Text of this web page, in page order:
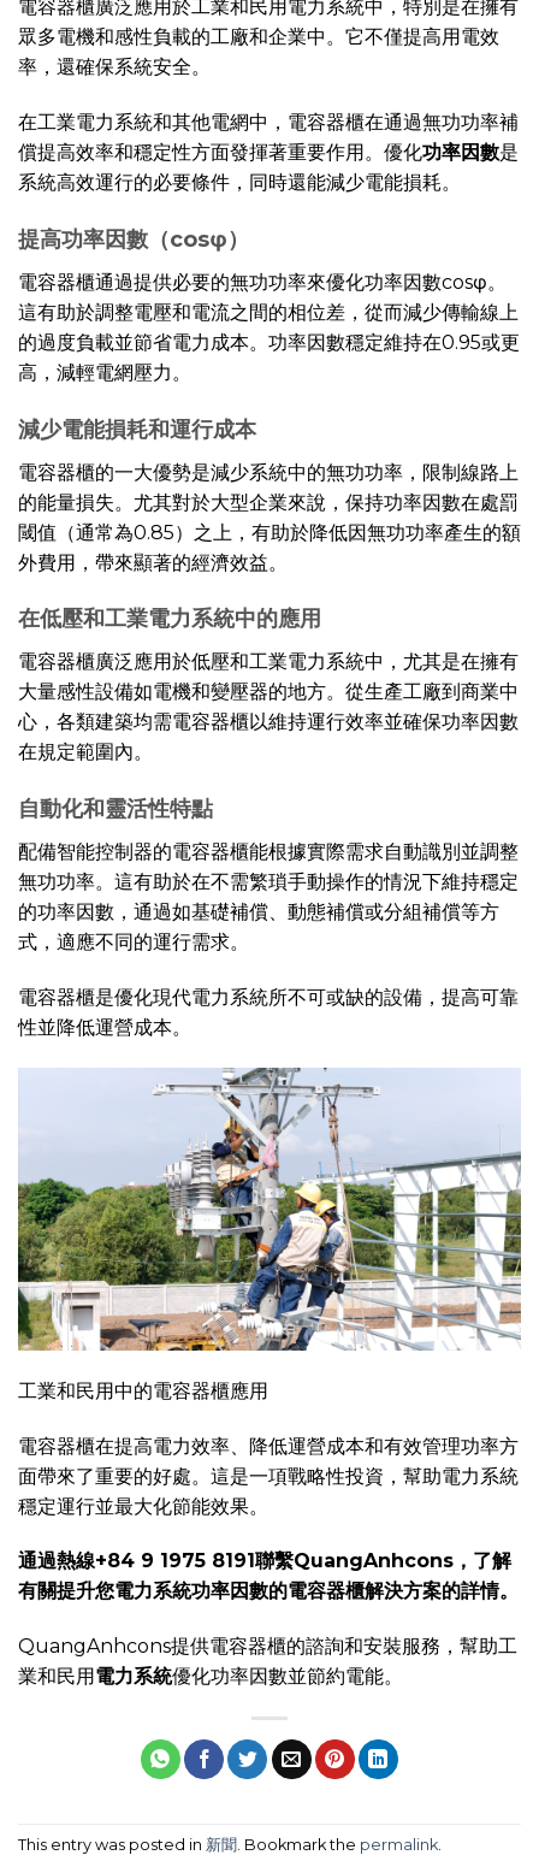
電容器櫃廣泛應用於工業和民用電力系統中，特別是在擁有
眾多電機和感性負載的工廠和企業中。它不僅提高用電效
率，還確保系統安全。
在工業電力系統和其他電網中，電容器櫃在通過無功功率補
償提高效率和穩定性方面發揮著重要作用。優化功率因數是
系統高效運行的必要條件，同時還能減少電能損耗。
提高功率因數（cosφ）
電容器櫃通過提供必要的無功功率來優化功率因數cosφ。
這有助於調整電壓和電流之間的相位差，從而減少傳輸線上
的過度負載並節省電力成本。功率因數穩定維持在0.95或更
高，減輕電網壓力。
減少電能損耗和運行成本
電容器櫃的一大優勢是減少系統中的無功功率，限制線路上
的能量損失。尤其對於大型企業來說，保持功率因數在處罰
閾值（通常為0.85）之上，有助於降低因無功功率產生的額
外費用，帶來顯著的經濟效益。
在低壓和工業電力系統中的應用
電容器櫃廣泛應用於低壓和工業電力系統中，尤其是在擁有
大量感性設備如電機和變壓器的地方。從生產工廠到商業中
心，各類建築均需電容器櫃以維持運行效率並確保功率因數
在規定範圍內。
自動化和靈活性特點
配備智能控制器的電容器櫃能根據實際需求自動識別並調整
無功功率。這有助於在不需繁瑣手動操作的情況下維持穩定
的功率因數，通過如基礎補償、動態補償或分組補償等方
式，適應不同的運行需求。
電容器櫃是優化現代電力系統所不可或缺的設備，提高可靠
性並降低運營成本。
工業和民用中的電容器櫃應用
電容器櫃在提高電力效率、降低運營成本和有效管理功率方
面帶來了重要的好處。這是一項戰略性投資，幫助電力系統
穩定運行並最大化節能效果。
通過熱線+84 9 1975 8191聯繫QuangAnhcons，了解
有關提升您電力系統功率因數的電容器櫃解決方案的詳情。
QuangAnhcons提供電容器櫃的諮詢和安裝服務，幫助工
業和民用 電力系統優化功率因數並節約電能。
This entry was posted in 新聞 . Bookmark the permalink